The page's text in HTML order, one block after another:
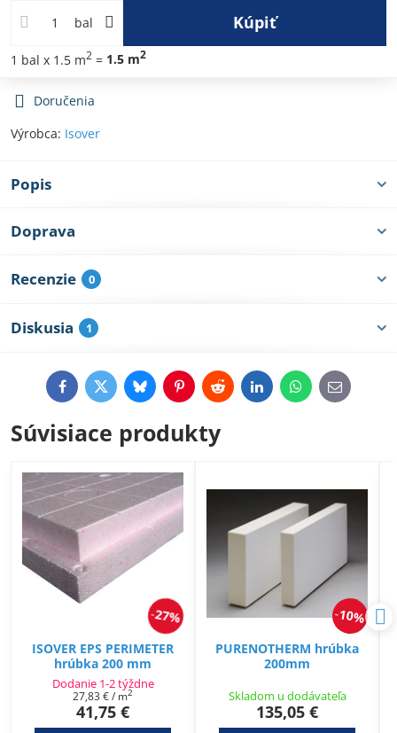
bal Kúpiť
1 bal x 1.5 m2 = 1.5 m2
Doručenia
Výrobca: Isover
Popis
Doprava
Recenzie 0
Diskusia 1
FacebookTwitterBlueskyPinterestRedditLinkedInWhatsApp
E-
mail
Súvisiace produkty
27%
ISOVER EPS PERIMETER
hrúbka 200 mm
Dodanie 1-2 týždne
41,75 €
27,83 €/ m2
10%
PURENOTHERM hrúbka
200mm
Skladom u dodávateľa
135,05 €